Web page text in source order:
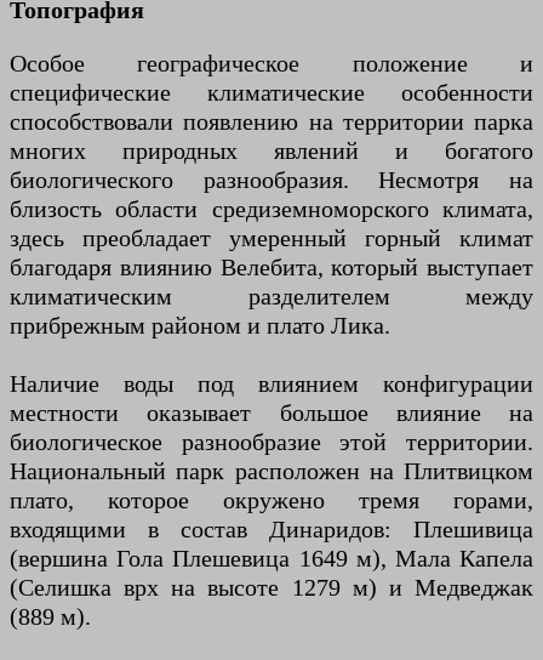
Топография
Особое географическое положение и
специфические климатические особенности
способствовали появлению на территории парка
многих природных явлений и богатого
биологического разнообразия. Несмотря на
близость области средиземноморского климата,
здесь преобладает умеренный горный климат
благодаря влиянию Велебита, который выступает
климатическим разделителем между
прибрежным районом и плато Лика.
Наличие воды под влиянием конфигурации
местности оказывает большое влияние на
биологическое разнообразие этой территории.
Национальный парк расположен на Плитвицком
плато, которое окружено тремя горами,
входящими в состав Динаридов: Плешивица
(вершина Гола Плешевица 1649 м), Мала Капела
(Селишка врх на высоте 1279 м) и Медведжак
(889 м).